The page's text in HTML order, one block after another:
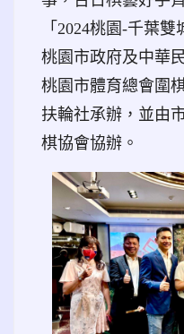
「 2024桃園-千葉雙
桃園市政府及中華
桃園市體育總會圍
扶輪社承辦，並由
棋協會協辦。